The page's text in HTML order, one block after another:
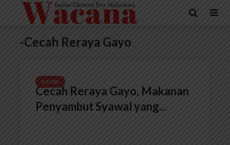
-Cecah Reraya Gayo
BUDAYA
Cecah Reraya Gayo, Makanan
Penyambut Syawal yang...